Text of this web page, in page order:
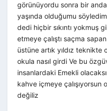
görünüyordu sonra bir anda
yaşında olduğumu
dedi hiçbir sıkıntı yokmuş
etmeye çalıştı saçma
üstüne artık yıldız teknikte
okula nasıl girdi Ve bu
insanlardaki Emekli
kahve içmeye
değiliz